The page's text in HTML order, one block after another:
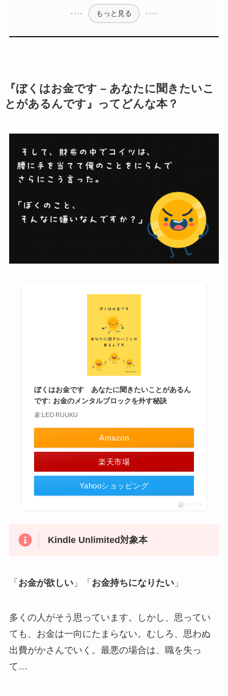
もっと見る
『ぼくはお金です – あなたに聞きたいこ
とがあるんです』ってどんな本？
ぼくはお金です あなたに聞きたいことがあるん
です: お金のメンタルブロックを外す秘訣
著:LEO RUUKU
Amazon
楽天市場
Yahooショッピング
ポチップ
Kindle Unlimited対象本
「 お金が欲しい」「 お金持ちになりたい」
多くの人がそう思っています。しかし、思ってい
ても、お金は一向にたまらない。むしろ、思わぬ
出費がかさんでいく。最悪の場合は、職を失っ
て…